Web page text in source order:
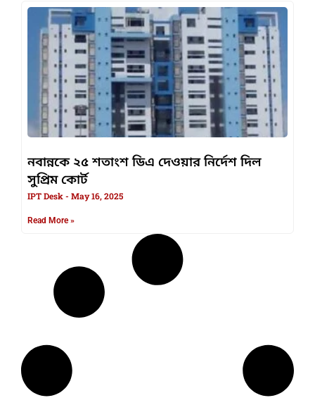
নবান্নকে ২৫ শতাংশ ডিএ দেওয়ার নির্দেশ দিল
সুপ্রিম কোর্ট
IPT Desk May 16, 2025
Read More »